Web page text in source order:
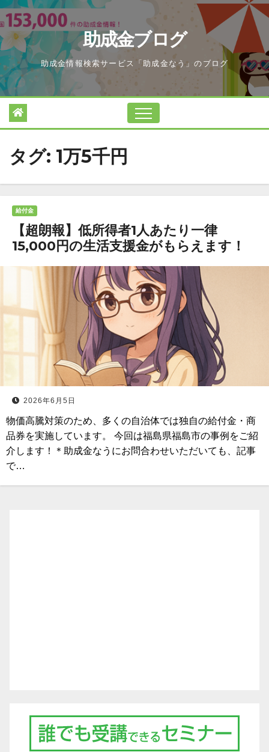
Skip
to
content
助成金ブログ
助成金情報検索サービス「助成金なう」のブログ
タグ: 1万5千円
給付金
【超朗報】低所得者1人あたり一律
15,000円の生活支援金がもらえます！
2026年6月5日
物価高騰対策のため、多くの自治体では独自の給付金・商
品券を実施しています。 今回は福島県福島市の事例をご紹
介します！＊助成金なうにお問合わせいただいても、記事
で…